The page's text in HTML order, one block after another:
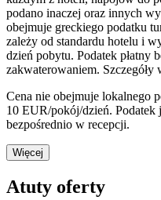
podano inaczej oraz innych
obejmuje greckiego podatku
zależy od standardu hotelu i
dzień pobytu. Podatek płatny
zakwaterowaniem. Szczegóły
Cena nie obejmuje lokalnego
10 EUR/pokój/dzień. Podatek
bezpośrednio w recepcji.
Więcej
Atuty oferty